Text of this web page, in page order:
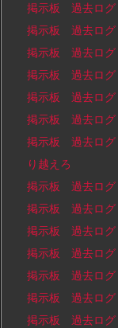
掲示板 過去ログ
掲示板 過去ログ
掲示板 過去ログ
掲示板 過去ログ
掲示板 過去ログ
掲示板 過去ログ
掲示板 過去ログ
り越えろ
掲示板 過去ログ
掲示板 過去ログ
掲示板 過去ログ
掲示板 過去ログ
掲示板 過去ログ
掲示板 過去ログ
掲示板 過去ログ